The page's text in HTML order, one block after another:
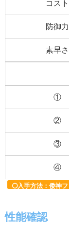
コスト
防御力
素早さ
①
②
③
④
入手方法：倭神フ
性能確認